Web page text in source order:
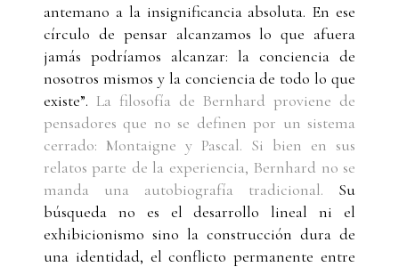
antemano a la insignificancia absoluta. En ese
círculo de pensar alcanzamos lo que afuera
jamás podríamos alcanzar: la conciencia de
nosotros mismos y la conciencia de todo lo que
existe”. La filosofía de Bernhard proviene de
pensadores que no se definen por un sistema
cerrado: Montaigne y Pascal. Si bien en sus
relatos parte de la experiencia, Bernhard no se
manda una autobiografía tradicional. Su
búsqueda no es el desarrollo lineal ni el
exhibicionismo sino la construcción dura de
una identidad, el conflicto permanente entre